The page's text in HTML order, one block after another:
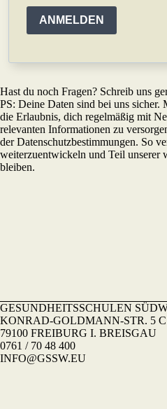
ANMELDEN
Hast du noch Fragen? Schreib uns
PS: Deine Daten sind bei uns
die Erlaubnis, dich regelmäßig mit
relevanten Informationen zu
der Datenschutzbestimmungen. So
weiterzuentwickeln und Teil unserer
bleiben.
GESUNDHEITSSCHULEN
KONRAD-GOLDMANN-STR. 5 C
79100 FREIBURG I. BREISGAU
0761 / 70 48 400
INFO@GSSW.EU